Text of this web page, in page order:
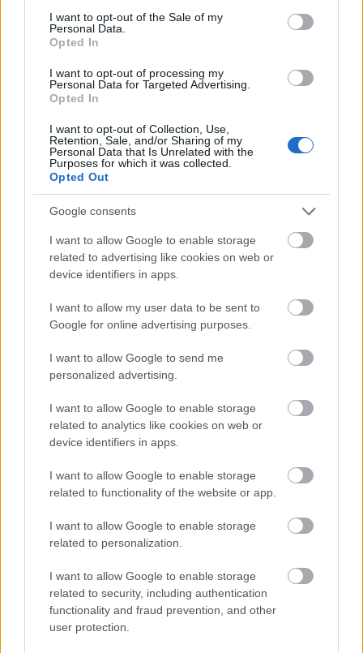
consent section.
I want to opt-out of the Sale of my
Personal Data.
Opted In
I want to opt-out of processing my
Personal Data for Targeted Advertising.
Opted In
I want to opt-out of Collection, Use,
Retention, Sale, and/or Sharing of my
Personal Data that Is Unrelated with the
Purposes for which it was collected.
Opted Out
Google consents
I want to allow Google to enable storage
related to advertising like cookies on web or
device identifiers in apps.
I want to allow my user data to be sent to
Google for online advertising purposes.
I want to allow Google to send me
personalized advertising.
I want to allow Google to enable storage
related to analytics like cookies on web or
device identifiers in apps.
I want to allow Google to enable storage
related to functionality of the website or app.
I want to allow Google to enable storage
related to personalization.
I want to allow Google to enable storage
related to security, including authentication
functionality and fraud prevention, and other
user protection.
Történelmi táj, amelynek minden köve mesél –
megújul a tatai Angolkert
A projekt részeként megújulnak a területen található
műemlékek, köztük a különleges Műromok, valamint a közeli
Várkanyarban álló Nepomuki Szent János híd és szobor is.
M1 bővítés: már zajlik a teljesen új
Bicske Kelet csomópont építése
csomópont épül Angyalföldön
Másfélszeresére bővítik
iskoláját
Látványos építési szakasz indult be a
Flórián téri felüljárón
HÍRLEVÉL